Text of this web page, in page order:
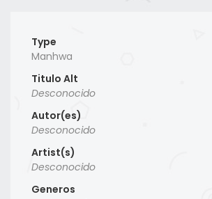
Type
Manhwa
Titulo Alt
Desconocido
Autor(es)
Desconocido
Artist(s)
Desconocido
Generos